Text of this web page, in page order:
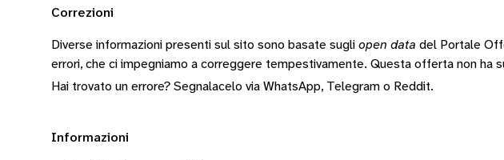
Correzioni
Diverse informazioni presenti sul sito sono basate sugli open data del Portale
errori, che ci impegniamo a correggere tempestivamente. Questa offerta non ha
Hai trovato un errore? Segnalacelo via WhatsApp, Telegram o Reddit.
Informazioni